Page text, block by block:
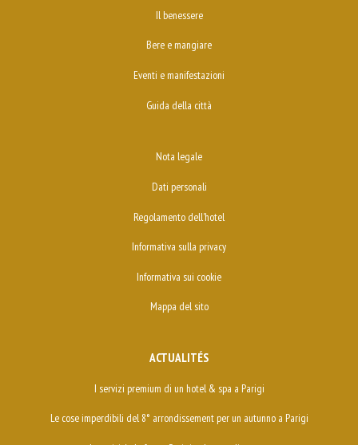
Il benessere
Bere e mangiare
Eventi e manifestazioni
Guida della città
Nota legale
Dati personali
Regolamento dell'hotel
Informativa sulla privacy
Informativa sui cookie
Mappa del sito
ACTUALITÉS
I servizi premium di un hotel & spa a Parigi
Le cose imperdibili del 8° arrondissement per un autunno a Parigi